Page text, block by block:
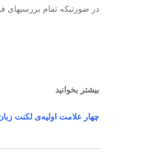
در صورتیکه تمام بررسیهای
بیشتر بخوانید
چهار علامت اولیه‌ی لکنت